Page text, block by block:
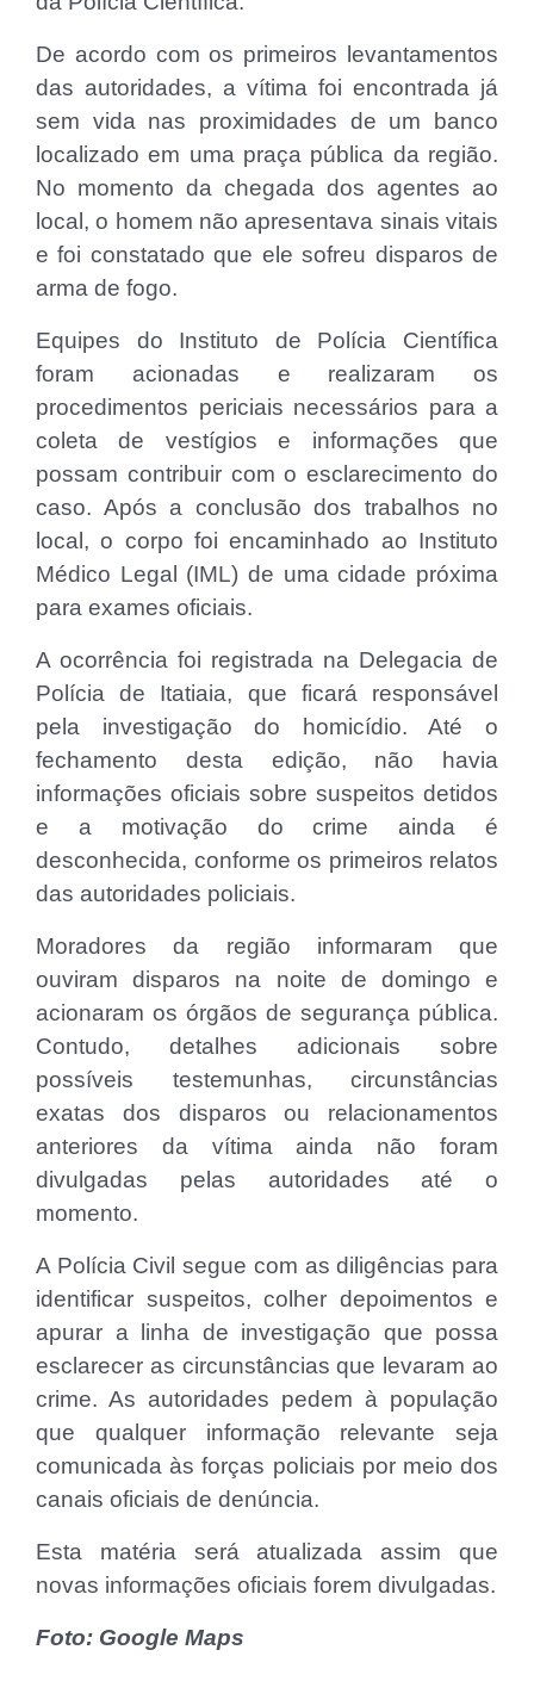
De acordo com os primeiros levantamentos
das autoridades, a vítima foi encontrada já
sem vida nas proximidades de um banco
localizado em uma praça pública da região.
No momento da chegada dos agentes ao
local, o homem não apresentava sinais vitais
e foi constatado que ele sofreu disparos de
arma de fogo.
Equipes do Instituto de Polícia Científica
foram acionadas e realizaram os
procedimentos periciais necessários para a
coleta de vestígios e informações que
possam contribuir com o esclarecimento do
caso. Após a conclusão dos trabalhos no
local, o corpo foi encaminhado ao Instituto
Médico Legal (IML) de uma cidade próxima
para exames oficiais.
A ocorrência foi registrada na Delegacia de
Polícia de Itatiaia, que ficará responsável
pela investigação do homicídio. Até o
fechamento desta edição, não havia
informações oficiais sobre suspeitos detidos
e a motivação do crime ainda é
desconhecida, conforme os primeiros relatos
das autoridades policiais.
Moradores da região informaram que
ouviram disparos na noite de domingo e
acionaram os órgãos de segurança pública.
Contudo, detalhes adicionais sobre
possíveis testemunhas, circunstâncias
exatas dos disparos ou relacionamentos
anteriores da vítima ainda não foram
divulgadas pelas autoridades até o
momento.
A Polícia Civil segue com as diligências para
identificar suspeitos, colher depoimentos e
apurar a linha de investigação que possa
esclarecer as circunstâncias que levaram ao
crime. As autoridades pedem à população
que qualquer informação relevante seja
comunicada às forças policiais por meio dos
canais oficiais de denúncia.
Esta matéria será atualizada assim que
novas informações oficiais forem divulgadas.
Foto: Google Maps